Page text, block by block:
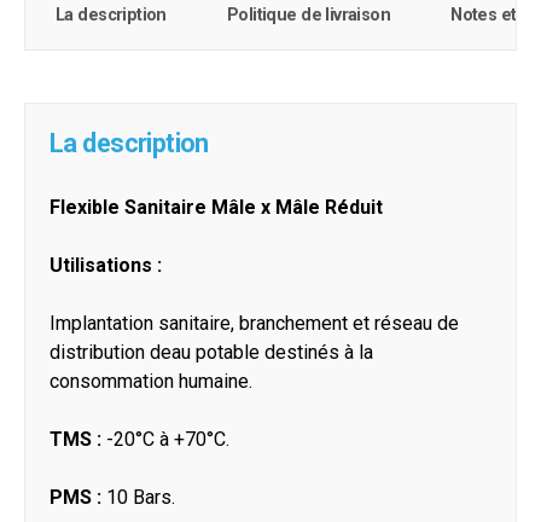
La description Politique de livraison Notes et
La description
Flexible Sanitaire Mâle x Mâle Réduit
Utilisations :
Implantation sanitaire, branchement et réseau de
distribution deau potable destinés à la
consommation humaine.
TMS : -20°C à +70°C.
PMS : 10 Bars.